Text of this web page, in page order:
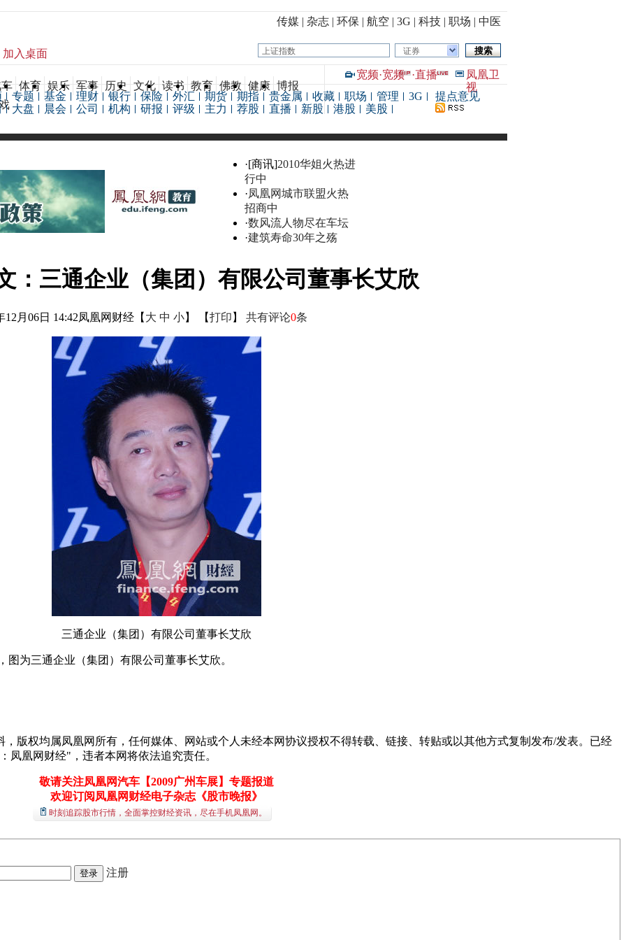
传媒| 杂志| 环保 | 航空 | 3G | 科技| 职场 | 中医
加入桌面 证券
体育 娱乐 军事 历史 文化 读书 教育 佛教 健康 博报
宽频·宽频 ·直播
凤凰卫
视
专题 基金 理财 银行 保险 外汇 期货 期指 贵金属 收藏 职场 管理
3G
大盘 晨会 公司 机构 研报 评级 主力 荐股 直播 新股 港股 美股
提点意见
·[商讯]2010华姐火热进
行中
·凤凰网城市联盟火热
招商中
·数风流人物尽在车坛
·建筑寿命30年之殇
：三通企业（集团）有限公司董事长艾欣
12月06日 14:42凤凰网财经 【 大 中 小】 【打印 】 共有评论0条
三通企业（集团）有限公司董事长艾欣
图为三通企业（集团）有限公司董事长艾欣。
版权均属凤凰网所有，任何媒体、网站或个人未经本网协议授权不得转载、链接、转贴或以其他方式复制发布/发表。已经
凤凰网财经"，违者本网将依法追究责任。
敬请关注凤凰网汽车【2009广州车展】专题报道
欢迎订阅凤凰网财经电子杂志《股市晚报》
时刻追踪股市行情，全面掌控财经资讯，尽在手机凤凰网。
注册